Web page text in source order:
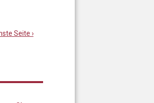
Seite ›